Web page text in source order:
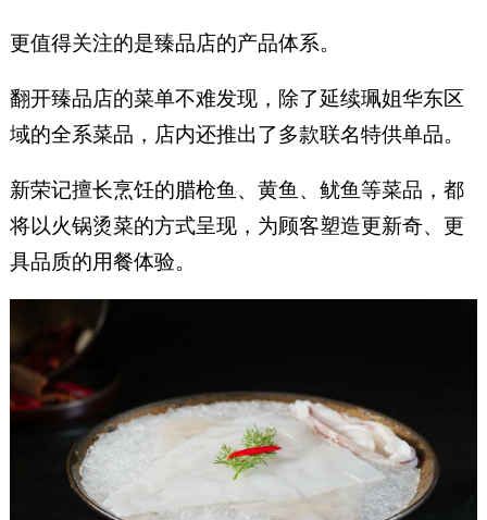
更值得关注的是臻品店的产品体系。
翻开臻品店的菜单不难发现，除了延续珮姐华东区
域的全系菜品，店内还推出了多款联名特供单品。
新荣记擅长烹饪的腊枪鱼、黄鱼、鱿鱼等菜品，都
将以火锅烫菜的方式呈现，为顾客塑造更新奇、更
具品质的用餐体验。